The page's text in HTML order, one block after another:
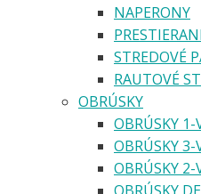
NAPERONY
STREDOVÉ
RAUTOVÉ
OBRÚSKY
OBRÚSKY 1-
OBRÚSKY 3-
OBRÚSKY 2-